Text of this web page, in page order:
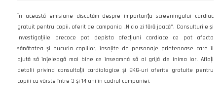
În această emisiune discutăm despre importanța screeningului cardiac
gratuit pentru copii, oferit de campania „Nicio zi fără joacă”. Consulturile și
investigațiile precoce pot depista afecțiuni cardiace ce pot afecta
sănătatea și bucuria copiilor, însoțite de personaje prietenoase care îi
ajută să înțeleagă mai bine ce înseamnă să ai grijă de inima lor. Aflați
detalii privind consultații cardiologice și EKG-uri oferite gratuite pentru
copiii cu vârste între 3 și 14 ani în cadrul campaniei.